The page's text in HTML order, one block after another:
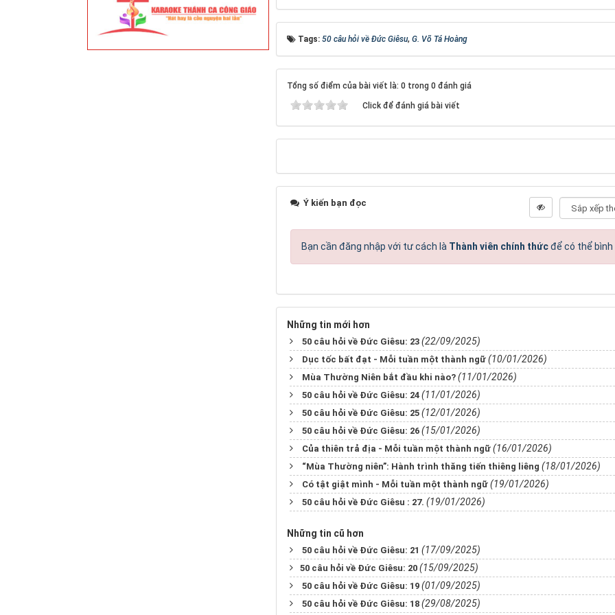
Tags: 50 câu hỏi về Đức Giêsu, G. Võ Tá Hoàng
Tổng số điểm của bài viết là: 0 trong 0 đánh giá
Click để đánh giá bài viết
Ý kiến bạn đọc
Bạn cần đăng nhập với tư cách là Thành viên chính thứcđể có thể bình
Những tin mới hơn
50 câu hỏi về Đức Giêsu: 23 (22/09/2025)
Dục tốc bất đạt - Mỗi tuần một thành ngữ (10/01/2026)
Mùa Thường Niên bắt đầu khi nào? (11/01/2026)
50 câu hỏi về Đức Giêsu: 24 (11/01/2026)
50 câu hỏi về Đức Giêsu: 25 (12/01/2026)
50 câu hỏi về Đức Giêsu: 26 (15/01/2026)
Của thiên trả địa - Mỗi tuần một thành ngữ (16/01/2026)
“Mùa Thường niên”: Hành trình thăng tiến thiêng liêng (18/01/2026)
Có tật giật mình - Mỗi tuần một thành ngữ (19/01/2026)
50 câu hỏi về Đức Giêsu : 27. (19/01/2026)
Những tin cũ hơn
50 câu hỏi về Đức Giêsu: 21 (17/09/2025)
​​​​​​​50 câu hỏi về Đức Giêsu: 20 (15/09/2025)
50 câu hỏi về Đức Giêsu: 19 (01/09/2025)
50 câu hỏi về Đức Giêsu: 18 (29/08/2025)